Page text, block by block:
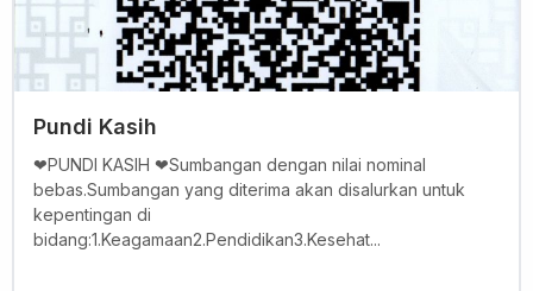
Pundi Kasih
❤PUNDI KASIH ❤Sumbangan dengan nilai nominal
bebas.Sumbangan yang diterima akan disalurkan untuk
kepentingan di
bidang:1.Keagamaan2.Pendidikan3.Kesehat...